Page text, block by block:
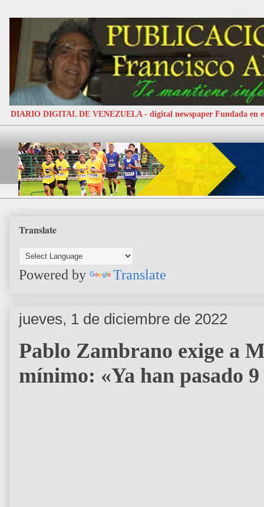
DIARIO DIGITAL DE VENEZUELA - digital newspaper Fundada en
Translate
Powered by Translate
jueves, 1 de diciembre de 2022
Pablo Zambrano exige a
mínimo: «Ya han pasado 9